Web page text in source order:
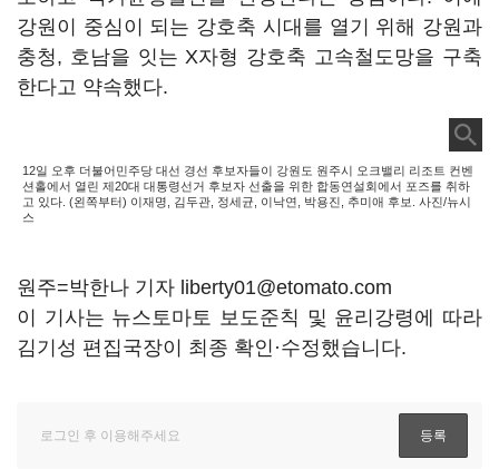
강원이 중심이 되는 강호축 시대를 열기 위해 강원과
충청, 호남을 잇는 X자형 강호축 고속철도망을 구축
한다고 약속했다.
12일 오후 더불어민주당 대선 경선 후보자들이 강원도 원주시 오크밸리 리조트 컨벤
션홀에서 열린 제20대 대통령선거 후보자 선출을 위한 합동연설회에서 포즈를 취하
고 있다. (왼쪽부터) 이재명, 김두관, 정세균, 이낙연, 박용진, 추미애 후보. 사진/뉴시
스
원주=박한나 기자 liberty01@etomato.com
이 기사는 뉴스토마토 보도준칙 및 윤리강령에 따라
김기성 편집국장이 최종 확인·수정했습니다.